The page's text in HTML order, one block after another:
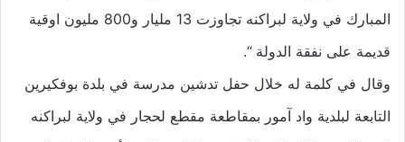
المبارك في ولاية لبراكنه تجاوزت 13 مليار و800 مليون اوقية
قديمة على نفقة الدولة “.
وقال في كلمة له خلال حفل تدشين مدرسة في بلدة بوفكيرين
التابعة لبلدية واد آمور بمقاطعة مقطع لحجار في ولاية لبراكنه